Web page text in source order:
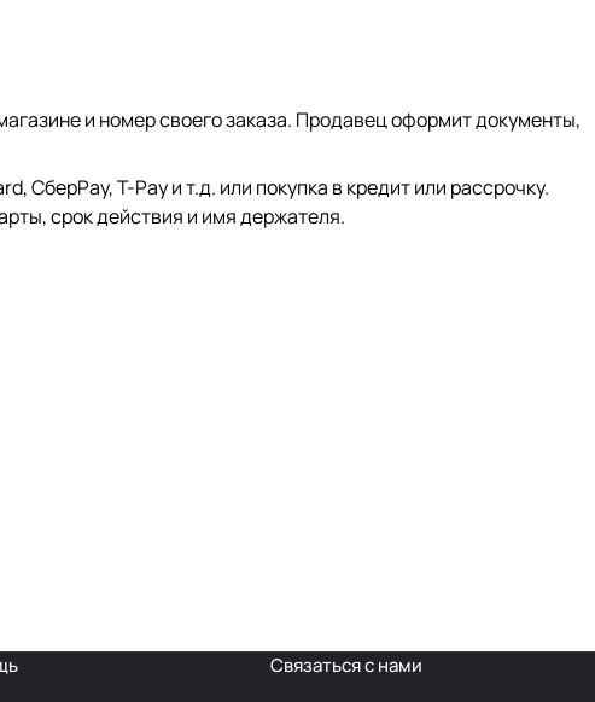
и номер своего заказа. Продавец оформит документы,
Т-Pay и т.д. или покупка в кредит или рассрочку.
срок действия и имя держателя.
Связаться с нами